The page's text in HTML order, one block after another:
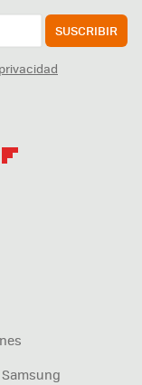
SUSCRIBIR